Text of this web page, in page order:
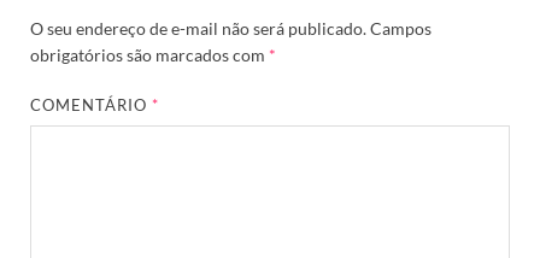
O seu endereço de e-mail não será publicado.Campos
obrigatórios são marcados com *
COMENTÁRIO*